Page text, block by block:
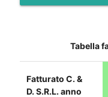
Tabella
Fatturato C. &
D. S.R.L. anno